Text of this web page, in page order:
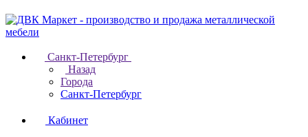
Санкт-Петербург
Назад
Города
Санкт-Петербург
Кабинет